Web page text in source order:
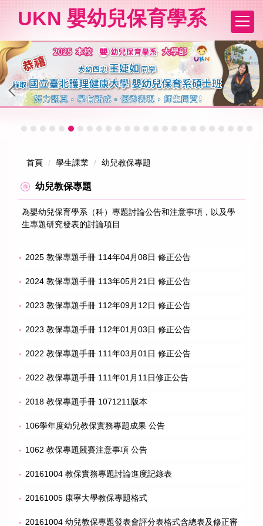
要
內
容
區
UKN 嬰幼兒保育學系
首頁 學生課業 幼兒教保專題
幼兒教保專題
為嬰幼兒保育學系（科）專題討論公告和注意事項，以及學
生專題研究發表的討論項目
2025 教保專題手冊 114年04月08日 修正公告
2024 教保專題手冊 113年05月21日 修正公告
2023 教保專題手冊 112年09月12日 修正公告
2023 教保專題手冊 112年01月03日 修正公告
2022 教保專題手冊 111年03月01日 修正公告
2022 教保專題手冊 111年01月11日修正公告
2018 教保專題手冊 1071211版本
106學年度幼兒教保實務專題成果 公告
1062 教保專題競賽注意事項 公告
20161004 教保實務專題討論進度記錄表
20161005 康寧大學教保專題格式
20161004 幼兒教保專題發表會評分表格式含總表及修正審